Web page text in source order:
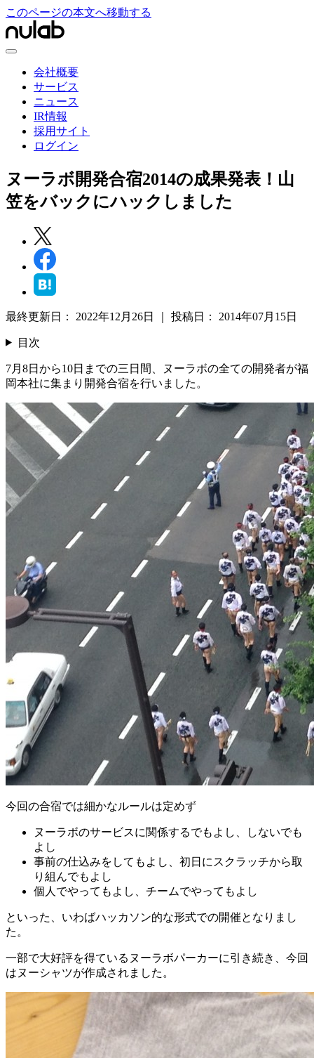
このページの本文へ移動する
会社概要
サービス
ニュース
IR情報
採用サイト
ログイン
ヌーラボ開発合宿2014の成果発表！山
笠をバックにハックしました
最終更新日： 2022年12月26日 投稿日： 2014年07月15日
目次
7月8日から10日までの三日間、ヌーラボの全ての開発者が福
岡本社に集まり開発合宿を行いました。
今回の合宿では細かなルールは定めず
ヌーラボのサービスに関係するでもよし、しないでも
よし
事前の仕込みをしてもよし、初日にスクラッチから取
り組んでもよし
個人でやってもよし、チームでやってもよし
といった、いわばハッカソン的な形式での開催となりまし
た。
一部で大好評を得ているヌーラボパーカーに引き続き、今回
はヌーシャツが作成されました。